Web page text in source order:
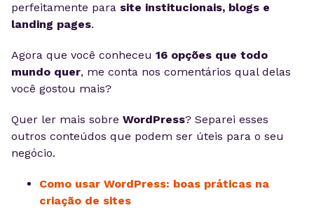
perfeitamente para site institucionais, blogs e
landing pages.
Agora que você conheceu 16 opções que todo
mundo quer, me conta nos comentários qual delas
você gostou mais?
Quer ler mais sobre WordPress? Separei esses
outros conteúdos que podem ser úteis para o seu
negócio.
Como usar WordPress: boas práticas na
criação de sites